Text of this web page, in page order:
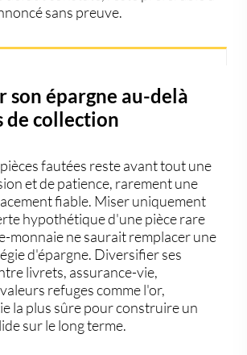
sans preuve.
son épargne au-delà
de collection
fautées reste avant tout une
et de patience, rarement une
fiable. Miser uniquement
hypothétique d'une pièce rare
monnaie ne saurait remplacer une
d'épargne. Diversifier ses
livrets, assurance-vie,
refuges comme l'or,
la plus sûre pour construire un
sur le long terme.